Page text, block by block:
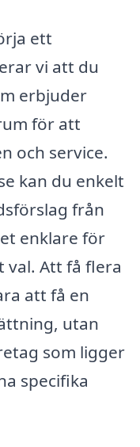
ett
vi att du
erbjuder
för att
och service.
kan du enkelt
från
enklare för
Att få flera
att få en
utan
som ligger
specifika